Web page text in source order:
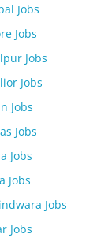
Jobs
Jobs
Jobs
Jobs
Jobs
Jobs
Jobs
Jobs
Jobs
Jobs